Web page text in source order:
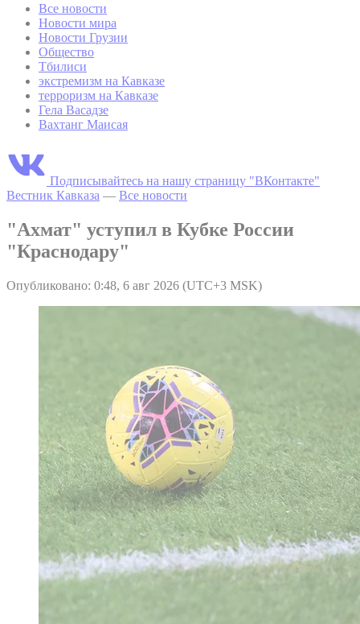
Все новости
Новости мира
Новости Грузии
Общество
Тбилиси
экстремизм на Кавказе
терроризм на Кавказе
Гела Васадзе
Вахтанг Маисая
Подписывайтесь на нашу страницу "ВКонтакте"
Вестник Кавказа — Все новости
"Ахмат" уступил в Кубке России
"Краснодару"
Опубликовано: 0:48, 6 авг 2026 (UTC+3 MSK)